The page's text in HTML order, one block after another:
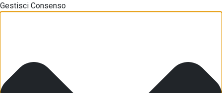
Gestisci Consenso